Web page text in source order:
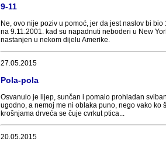
9-11
Ne, ovo nije poziv u pomoć, jer da jest naslov bi
na 9.11.2001. kad su napadnuti neboderi u New
nastanjen u nekom dijelu Amerike.
27.05.2015
Pola-pola
Osvanulo je lijep, sunčan i pomalo prohladan
ugodno, a nemoj me ni oblaka puno, nego vako ko
krošnjama drveća se čuje cvrkut ptica...
20.05.2015